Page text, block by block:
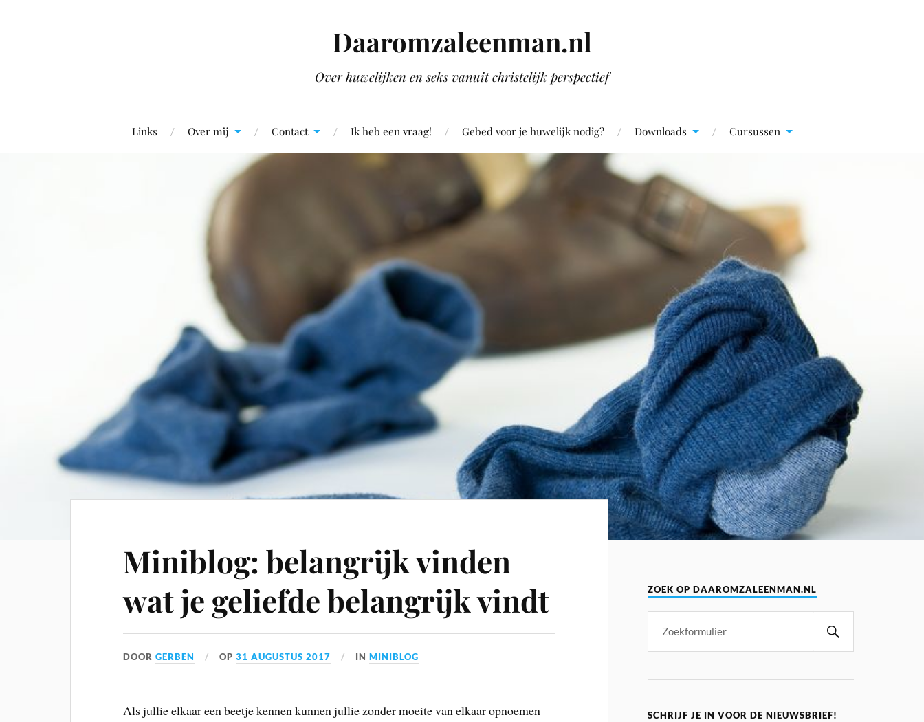
Daaromzaleenman.nl
Over huwelijken en seks vanuit christelijk perspectief
Links Over mij Contact Ik heb een vraag! Gebed voor je huwelijk nodig? Downloads Cursussen
Miniblog: belangrijk vinden
wat je geliefde belangrijk vindt
DOORGERBEN OP31 AUGUSTUS 2017 INMINIBLOG
Als jullie elkaar een beetje kennen kunnen jullie zonder moeite van elkaar opnoemen
ZOEK OP DAAROMZALEENMAN.NL
SCHRIJF JE IN VOOR DE NIEUWSBRIEF!